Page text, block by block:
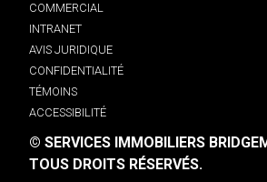
COMMERCIAL
INTRANET
AVIS JURIDIQUE
CONFIDENTIALITÉ
TÉMOINS
ACCESSIBILITÉ
© SERVICES IMMOBILIERS
TOUS DROITS RÉSERVÉS.